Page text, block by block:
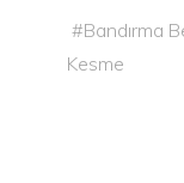
#Bandırma
Kesme